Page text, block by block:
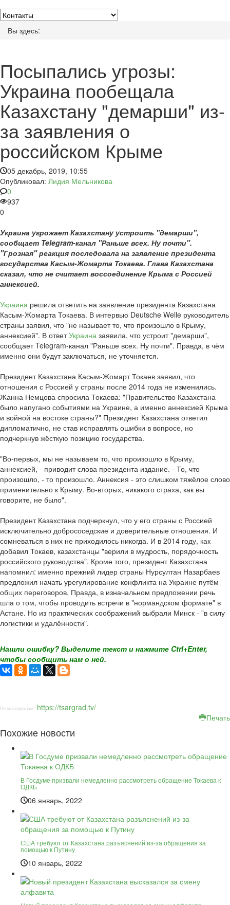
Вы здесь:
Посыпались угрозы:
Украина пообещала
Казахстану "демарши" из-
за заявления о
российском Крыме
05 декабрь, 2019, 10:55
Опубликовал: Лидия Мельникова
0
937
0
Украина угрожает Казахстану устроить "демарши",
сообщает Telegram-канал "Раньше всех. Ну почти".
"Грозная" реакция последовала на заявление президента
государства Касым-Жомарта Токаева. Глава Казахстана
сказал, что не считает воссоединение Крыма с Россией
аннексией.
Украина решила ответить на заявление президента Казахстана
Касым-Жомарта Токаева. В интервью Deutsche Welle руководитель
страны заявил, что "не называет то, что произошло в Крыму,
аннексией". В ответУкраина заявила, что устроит "демарши",
сообщает Telegram-канал "Раньше всех. Ну почти". Правда, в чём
именно они будут заключаться, не уточняется.
Президент Казахстана Касым-Жомарт Токаев заявил, что
отношения с Россией у страны после 2014 года не изменились.
Жанна Немцова спросила Токаева: "Правительство Казахстана
было напугано событиями на Украине, а именно аннексией Крыма
и войной на востоке страны?" Президент Казахстана ответил
дипломатично, не став исправлять ошибки в вопросе, но
подчеркнув жёсткую позицию государства.
"Во-первых, мы не называем то, что произошло в Крыму,
аннексией, - приводит слова президента издание. - То, что
произошло, - то произошло. Аннексия - это слишком тяжёлое слово
применительно к Крыму. Во-вторых, никакого страха, как вы
говорите, не было".
Президент Казахстана подчеркнул, что у его страны с Россией
исключительно добрососедские и доверительные отношения. И
сомневаться в них не приходилось никогда. И в 2014 году, как
добавил Токаев, казахстанцы "верили в мудрость, порядочность
российского руководства". Кроме того, президент Казахстана
напомнил: именно прежний лидер страны Нурсултан Назарбаев
предложил начать урегулирование конфликта на Украине путём
общих переговоров. Правда, в изначальном предложении речь
шла о том, чтобы проводить встречи в "нормандском формате" в
Астане. Но из практических соображений выбрали Минск - "в силу
логистики и удалённости".
Нашли ошибку? Выделите текст и нажмите Ctrl+Enter,
чтобы сообщить нам о ней.
По материалам: https://tsargrad.tv/
Печать
Похожие новости
В Госдуме призвали немедленно рассмотреть обращение Токаева к
ОДКБ
06 январь, 2022
США требуют от Казахстана разъяснений из-за обращения за
помощью к Путину
10 январь, 2022